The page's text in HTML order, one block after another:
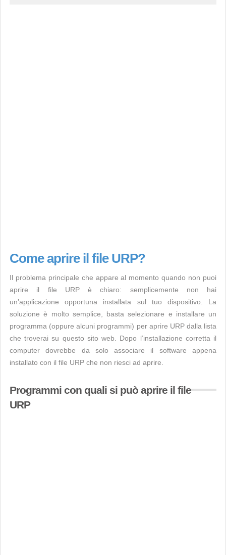
Come aprire il file URP?
Il problema principale che appare al momento quando non puoi
aprire il file URP è chiaro: semplicemente non hai
un’applicazione opportuna installata sul tuo dispositivo. La
soluzione è molto semplice, basta selezionare e installare un
programma (oppure alcuni programmi) per aprire URP dalla lista
che troverai su questo sito web. Dopo l’installazione corretta il
computer dovrebbe da solo associare il software appena
installato con il file URP che non riesci ad aprire.
Programmi con quali si può aprire il file
URP